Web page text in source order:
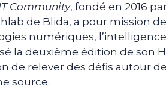
Community, fondé en 2016
de Blida, a pour mission
numériques,
la deuxième édition de son
de relever des défis autour
source.